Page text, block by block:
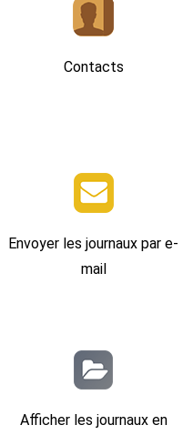
Contacts
Envoyer les journaux par e-
mail
Afficher les journaux en